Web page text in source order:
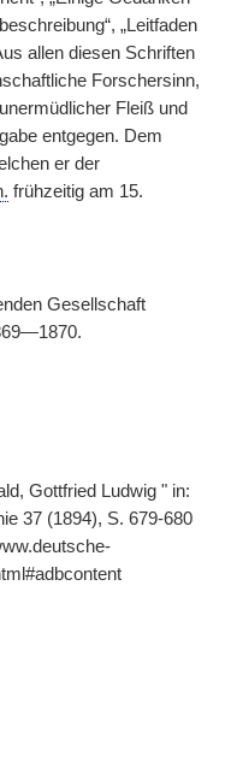
„Leitfaden
allen diesen Schriften
Forschersinn,
Fleiß und
entgegen. Dem
er der
frühzeitig am 15.
Gesellschaft
Gottfried Ludwig " in:
37 (1894), S. 679-680